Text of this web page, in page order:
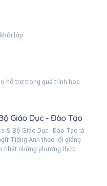
lớp
hỗ trợ trong quá trình học
Giáo Dục - Đào Tạo
& Bộ Giáo Dục - Đào Tạo là
Tiếng Anh theo lối giảng
nhật những phương thức